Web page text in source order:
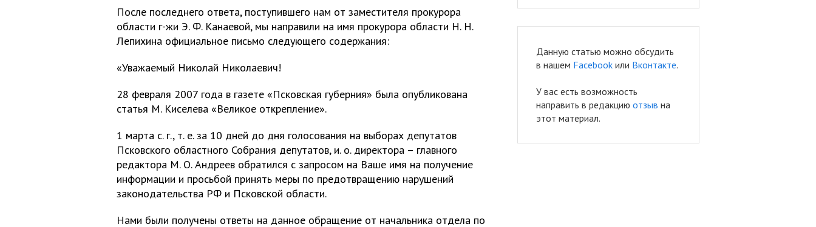
После последнего ответа, поступившего нам от заместителя прокурора
области г-жи Э. Ф. Канаевой, мы направили на имя прокурора области Н. Н.
Лепихина официальное письмо следующего содержания:
«Уважаемый Николай Николаевич!
28 февраля 2007 года в газете «Псковская губерния» была опубликована
статья М. Киселева «Великое открепление».
1 марта с. г., т. е. за 10 дней до дня голосования на выборах депутатов
Псковского областного Собрания депутатов, и. о. директора – главного
редактора М. О. Андреев обратился с запросом на Ваше имя на получение
информации и просьбой принять меры по предотвращению нарушений
законодательства РФ и Псковской области.
Нами были получены ответы на данное обращение от начальника отдела по
Данную статью можно обсудить
в нашем Facebook или Вконтакте.
У вас есть возможность
направить в редакцию отзыв на
этот материал.